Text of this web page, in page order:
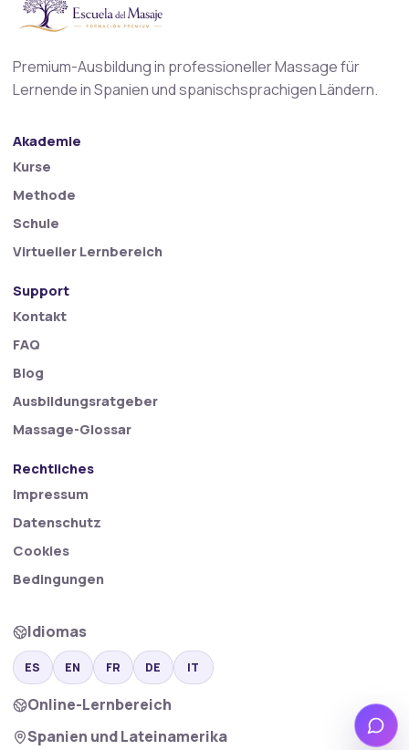
Premium-Ausbildung in professioneller Massage für
Lernende in Spanien und spanischsprachigen Ländern.
Akademie
Kurse
Methode
Schule
Virtueller Lernbereich
Support
Kontakt
FAQ
Blog
Ausbildungsratgeber
Massage-Glossar
Rechtliches
Impressum
Datenschutz
Cookies
Bedingungen
Idiomas
ES EN FR DE IT
Online-Lernbereich
Spanien und Lateinamerika